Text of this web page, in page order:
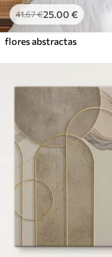
41.67€25.00 €
flores abstractas